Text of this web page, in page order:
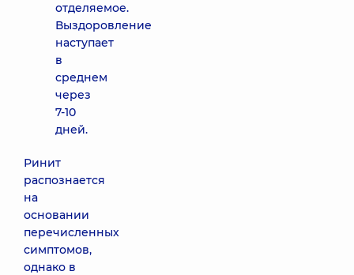
отделяемое.
Выздоровление
наступает
в
среднем
через
7-10
дней.
Ринит
распознается
на
основании
перечисленных
симптомов,
однако в